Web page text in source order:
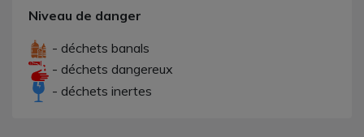
Niveau de danger
- déchets banals
- déchets dangereux
- déchets inertes